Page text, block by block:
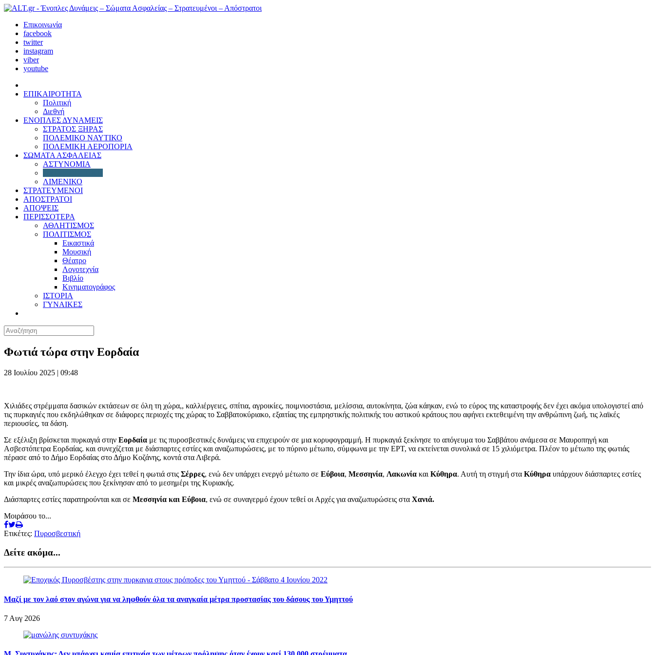
Επικοινωνία
facebook
twitter
instagram
viber
youtube
ΕΠΙΚΑΙΡΟΤΗΤΑ
Πολιτική
Διεθνή
ΕΝΟΠΛΕΣ ΔΥΝΑΜΕΙΣ
ΣΤΡΑΤΟΣ ΞΗΡΑΣ
ΠΟΛΕΜΙΚΟ ΝΑΥΤΙΚΟ
ΠΟΛΕΜΙΚΗ ΑΕΡΟΠΟΡΙΑ
ΣΩΜΑΤΑ ΑΣΦΑΛΕΙΑΣ
ΑΣΤΥΝΟΜΙΑ
ΛΙΜΕΝΙΚΟ
ΣΤΡΑΤΕΥΜΕΝΟΙ
ΑΠΟΣΤΡΑΤΟΙ
ΑΠΟΨΕΙΣ
ΠΕΡΙΣΣΟΤΕΡΑ
ΑΘΛΗΤΙΣΜΟΣ
ΠΟΛΙΤΙΣΜΟΣ
Εικαστικά
Μουσική
Θέατρο
Λογοτεχνία
Βιβλίο
Κινηματογράφος
ΙΣΤΟΡΙΑ
ΓΥΝΑΙΚΕΣ
Φωτιά τώρα στην Εορδαία
28 Ιουλίου 2025 | 09:48
Χιλιάδες στρέμματα δασικών εκτάσεων σε όλη τη χώρα,, καλλιέργειες, σπίτια, αγροικίες, ποιμνιοστάσια, μελίσσια, αυτοκίνητα, ζώα κάηκαν, ενώ το εύρος της καταστροφής δεν έχει ακόμα υπολογιστεί από
τις πυρκαγιές που εκδηλώθηκαν σε διάφορες περιοχές της χώρας το Σαββατοκύριακο, εξαιτίας της εμπρηστικής πολιτικής του αστικού κράτους που αφήνει εκτεθειμένη την ανθρώπινη ζωή, τις λαϊκές
περιουσίες, τα δάση.
Σε εξέλιξη βρίσκεται πυρκαγιά στην Εορδαία με τις πυροσβεστικές δυνάμεις να επιχειρούν σε μια κορυφογραμμή. Η πυρκαγιά ξεκίνησε το απόγευμα του Σαββάτου ανάμεσα σε Μαυροπηγή και
Ασβεστόπετρα Εορδαίας. και συνεχίζεται με διάσπαρτες εστίες και αναζωπυρώσεις, με το πύρινο μέτωπο, σύμφωνα με την ΕΡΤ, να εκτείνεται συνολικά σε 15 χιλιόμετρα. Πλέον το μέτωπο της φωτιάς
πέρασε από το Δήμο Εορδαίας στο Δήμο Κοζάνης, κοντά στα Λιβερά.
Την ίδια ώρα, υπό μερικό έλεγχο έχει τεθεί η φωτιά στις Σέρρες, ενώ δεν υπάρχει ενεργό μέτωπο σε Εύβοια, Μεσσηνία, Λακωνία και Κύθηρα. Αυτή τη στιγμή στα Κύθηρα υπάρχουν διάσπαρτες εστίες
και μικρές αναζωπυρώσεις που ξεκίνησαν από το μεσημέρι της Κυριακής.
Διάσπαρτες εστίες παρατηρούνται και σε Μεσσηνία και Εύβοια, ενώ σε συναγερμό έχουν τεθεί οι Αρχές για αναζωπυρώσεις στα Χανιά.
Μοιράσου το...
Ετικέτες: Πυροσβεστική
Δείτε ακόμα...
Μαζί με τον λαό στον αγώνα για να ληφθούν όλα τα αναγκαία μέτρα προστασίας του δάσους του Υμηττού
7 Αυγ 2026